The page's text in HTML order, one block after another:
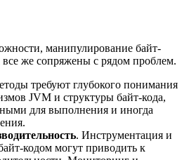
манипулирование байт-
же сопряжены с рядом проблем.
требуют глубокого понимания
JVM и структуры байт-кода,
для выполнения и иногда
. Инструментация и
кодом могут приводить к